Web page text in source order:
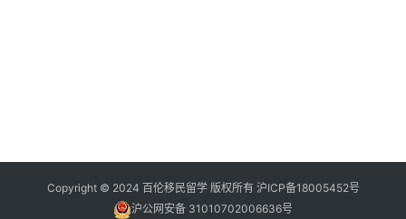
Copyright © 2024 百伦移民留学 版权所有 沪ICP备18005452号
沪公网安备 31010702006636号